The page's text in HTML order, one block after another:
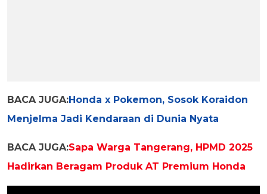
BACA JUGA:Honda x Pokemon, Sosok Koraidon
Menjelma Jadi Kendaraan di Dunia Nyata
BACA JUGA:Sapa Warga Tangerang, HPMD 2025
Hadirkan Beragam Produk AT Premium Honda